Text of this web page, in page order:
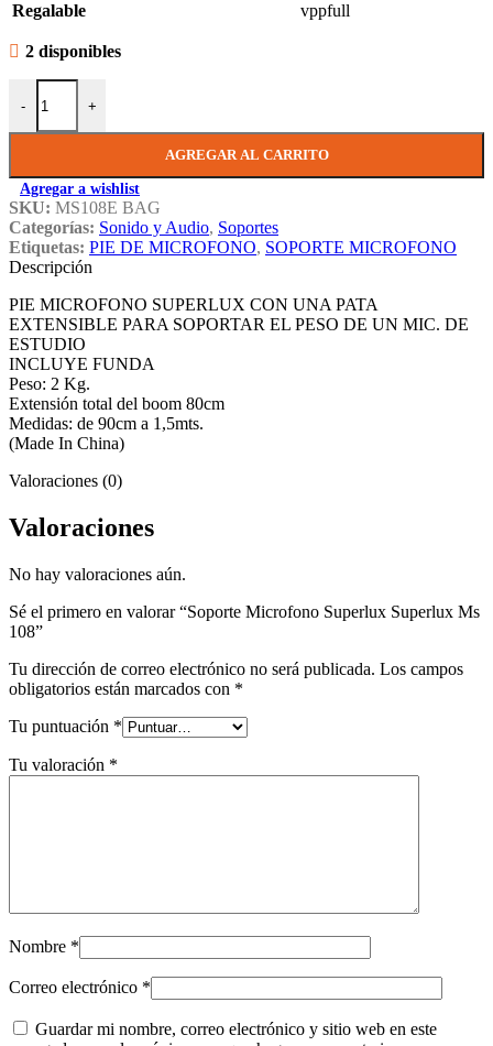
Regalable vppfull
2 disponibles
-
Soporte Microfono Superlux Superlux Ms 108 cantidad
+
AGREGAR AL CARRITO
Agregar a wishlist
SKU: MS108E BAG
Categorías: Sonido y Audio, Soportes
Etiquetas: PIE DE MICROFONO, SOPORTE MICROFONO
Descripción
PIE MICROFONO SUPERLUX CON UNA PATA
EXTENSIBLE PARA SOPORTAR EL PESO DE UN MIC. DE
ESTUDIO
INCLUYE FUNDA
Peso: 2 Kg.
Extensión total del boom 80cm
Medidas: de 90cm a 1,5mts.
(Made In China)
Valoraciones (0)
Valoraciones
No hay valoraciones aún.
Sé el primero en valorar “Soporte Microfono Superlux Superlux Ms
108”
Tu dirección de correo electrónico no será publicada. Los campos
obligatorios están marcados con *
Tu puntuación *
Tu valoración *
Nombre *
Correo electrónico *
Guardar mi nombre, correo electrónico y sitio web en este